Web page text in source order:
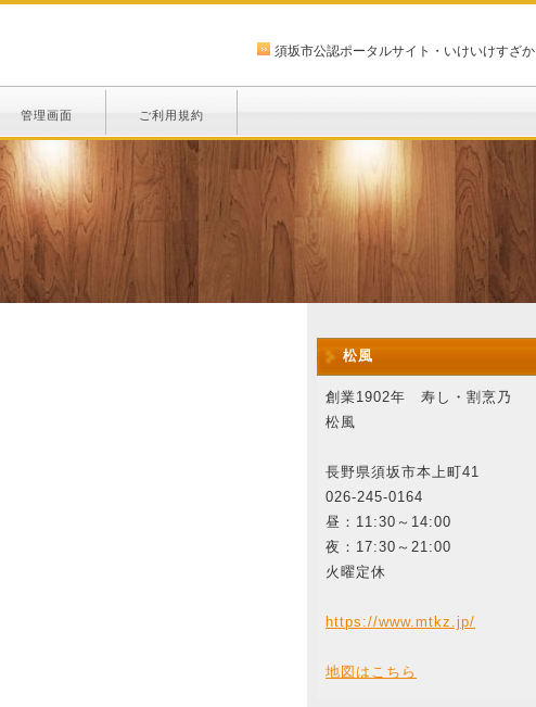
須坂市公認ポータルサイト・いけいけすざか
管理画面 ご利用規約
松風
創業1902年 寿し・割烹乃
松風
長野県須坂市本上町41
026-245-0164
昼：11:30～14:00
夜：17:30～21:00
火曜定休
https://www.mtkz.jp/
地図はこちら